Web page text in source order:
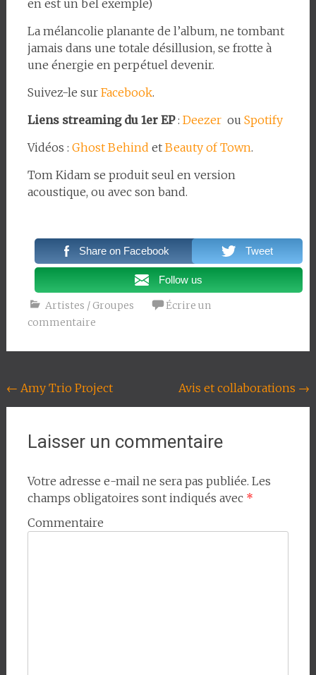
en est un bel exemple)
La mélancolie planante de l’album, ne tombant
jamais dans une totale désillusion, se frotte à
une énergie en perpétuel devenir.
Suivez-le sur Facebook.
Liens streaming du 1er EP: Deezerou Spotify
Vidéos : Ghost Behind et Beauty of Town.
Tom Kidam se produit seul en version
acoustique, ou avec son band.
Share on Facebook Tweet
Follow us
Artistes / Groupes
Écrire un
commentaire
Navigation
de
l'article
← Amy Trio Project Avis et collaborations →
Laisser un commentaire
Votre adresse e-mail ne sera pas publiée. Les
champs obligatoires sont indiqués avec *
Commentaire